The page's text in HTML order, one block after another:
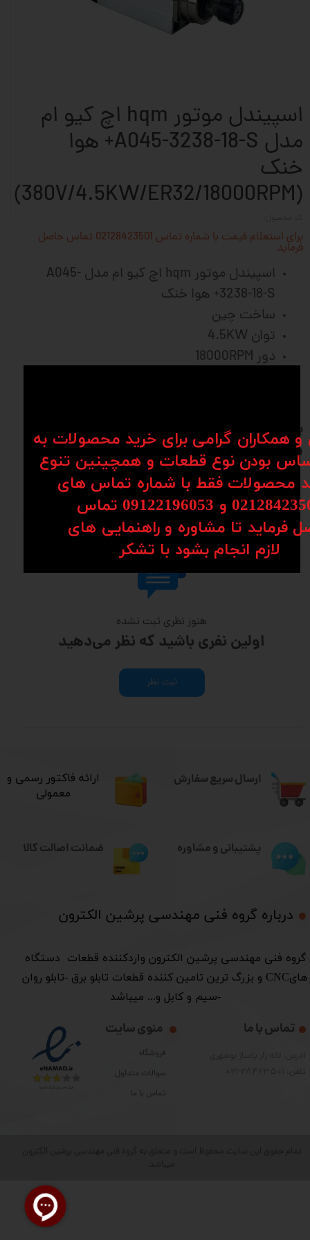
اسپیندل موتور hqm اچ کیو ام
مدل A045-3238-18-S+ هوا
خنک
(380V/4.5KW/ER32/18000RPM)
برای استعلام قیمت با شماره تماس 02128423501 تماس حاصل
فرماید
اسپیندل موتور hqm اچ کیو ام مدل A045-
3238-18-S+ هوا خنک
ساخت چین
توان 4.5KW
دور 18000RPM
برای مشاوره و سفارش با شماره 09904142099--
09914530554 تماس حاصل فرمایید
نظرات
هنوز نظری ثبت نشده
اولین نفری باشید که نظر می‌دهید
ثبت نظر
ارسال سریع سفارش
درباره گروه فنی مهندسی پرشین الکترون​​​​​​​
​گروه فنی مهندسی پرشین الکترون واردکننده قطعات دستگاه
هایCNC و بزرگ ترین تامین کننده قطعات تابلو برق -تابلو روان
-سیم و کابل و... میباشد
منوی سایت
فروشگاه
سوالات متداول
تماس با ما
تماس با ما
​ارائه فاکتور رسمی و
معمولی
پشتیبانی و مشاوره ضمانت اصالت کالا
همکاران گرامی برای خرید محصولات به
بودن نوع قطعات و همچینین تنوع
کد محصولات فقط با شماره تماس های
و 09122196053​​​​​​​ تماس
فرماید تا مشاوره و راهنمایی های
​​​​​​​لازم انجام بشود با تشکر​​​​​​​